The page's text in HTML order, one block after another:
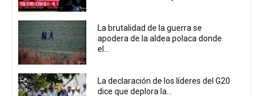
La brutalidad de la guerra se
apodera de la aldea polaca donde
el...
La declaración de los líderes del G20
dice que deplora la...